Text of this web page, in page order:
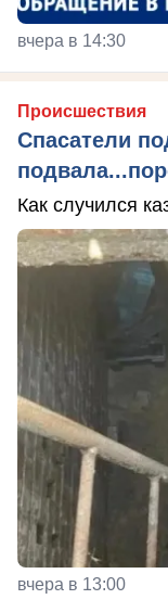
вчера в 14:30
Происшествия
Спасатели
Как случился
вчера в 13:00